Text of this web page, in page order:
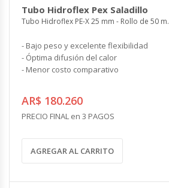
Tubo Hidroflex Pex Saladillo
Tubo Hidroflex PE-X 25 mm - Rollo de 50 m.
- Bajo peso y excelente flexibilidad
- Óptima difusión del calor
- Menor costo comparativo
AR$ 180.260
PRECIO FINAL en 3 PAGOS
AGREGAR AL CARRITO